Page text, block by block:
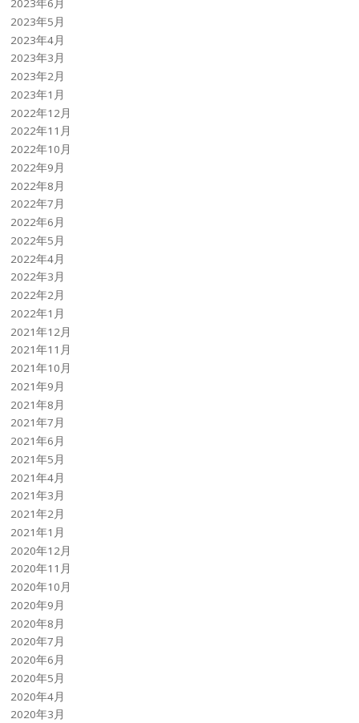
2023年6月
2023年5月
2023年4月
2023年3月
2023年2月
2023年1月
2022年12月
2022年11月
2022年10月
2022年9月
2022年8月
2022年7月
2022年6月
2022年5月
2022年4月
2022年3月
2022年2月
2022年1月
2021年12月
2021年11月
2021年10月
2021年9月
2021年8月
2021年7月
2021年6月
2021年5月
2021年4月
2021年3月
2021年2月
2021年1月
2020年12月
2020年11月
2020年10月
2020年9月
2020年8月
2020年7月
2020年6月
2020年5月
2020年4月
2020年3月